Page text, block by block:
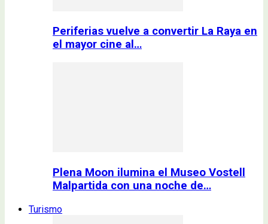
Periferias vuelve a convertir La Raya en
el mayor cine al…
Plena Moon ilumina el Museo Vostell
Malpartida con una noche de…
Turismo